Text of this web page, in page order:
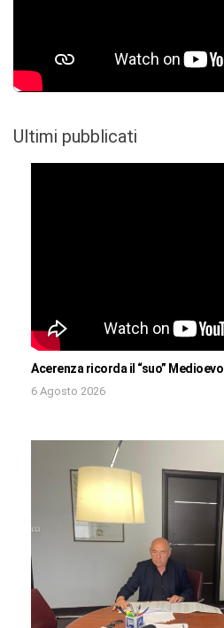
Ultimi pubblicati
Acerenza ricorda il “suo” Medioevo
6 Agosto 2026